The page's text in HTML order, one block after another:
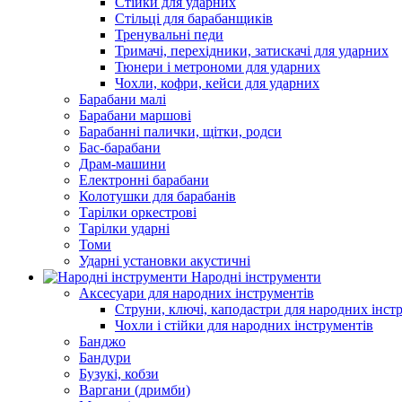
Стільці для барабанщиків
Тренувальні педи
Тримачі, перехідники, затискачі для ударних
Тюнери і метрономи для ударних
Чохли, кофри, кейси для ударних
Барабани малі
Барабани маршові
Барабанні палички, щітки, родси
Бас-барабани
Драм-машини
Електронні барабани
Колотушки для барабанів
Тарілки оркестрові
Тарілки ударні
Томи
Ударні установки акустичні
Народні інструменти
Аксесуари для народних інструментів
Струни, ключі, каподастри для народних
Чохли і стійки для народних інструментів
Банджо
Бандури
Бузукі, кобзи
Варгани (дримби)